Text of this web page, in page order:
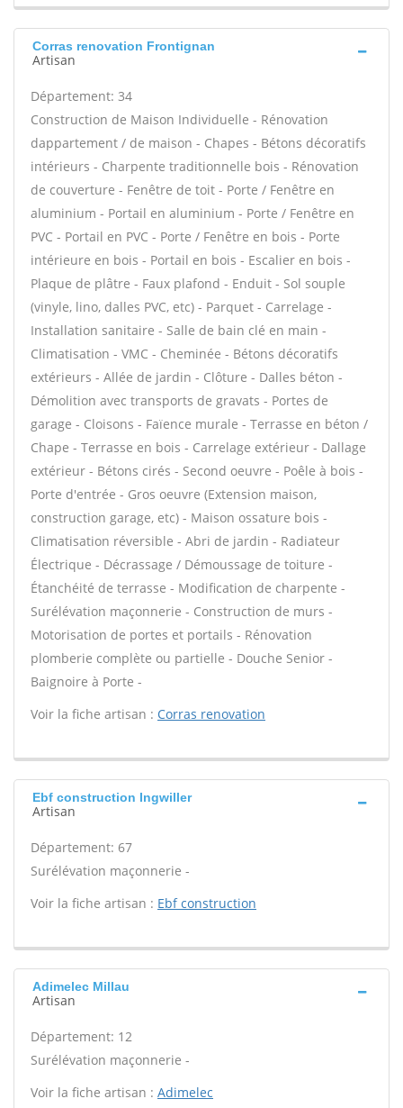
Corras renovation Frontignan
Artisan
Département: 34
Construction de Maison Individuelle - Rénovation
dappartement / de maison - Chapes - Bétons décoratifs
intérieurs - Charpente traditionnelle bois - Rénovation
de couverture - Fenêtre de toit - Porte / Fenêtre en
aluminium - Portail en aluminium - Porte / Fenêtre en
PVC - Portail en PVC - Porte / Fenêtre en bois - Porte
intérieure en bois - Portail en bois - Escalier en bois -
Plaque de plâtre - Faux plafond - Enduit - Sol souple
(vinyle, lino, dalles PVC, etc) - Parquet - Carrelage -
Installation sanitaire - Salle de bain clé en main -
Climatisation - VMC - Cheminée - Bétons décoratifs
extérieurs - Allée de jardin - Clôture - Dalles béton -
Démolition avec transports de gravats - Portes de
garage - Cloisons - Faïence murale - Terrasse en béton /
Chape - Terrasse en bois - Carrelage extérieur - Dallage
extérieur - Bétons cirés - Second oeuvre - Poêle à bois -
Porte d'entrée - Gros oeuvre (Extension maison,
construction garage, etc) - Maison ossature bois -
Climatisation réversible - Abri de jardin - Radiateur
Électrique - Décrassage / Démoussage de toiture -
Étanchéité de terrasse - Modification de charpente -
Surélévation maçonnerie - Construction de murs -
Motorisation de portes et portails - Rénovation
plomberie complète ou partielle - Douche Senior -
Baignoire à Porte -
Voir la fiche artisan : Corras renovation
Ebf construction Ingwiller
Artisan
Département: 67
Surélévation maçonnerie -
Voir la fiche artisan : Ebf construction
Adimelec Millau
Artisan
Département: 12
Surélévation maçonnerie -
Voir la fiche artisan : Adimelec